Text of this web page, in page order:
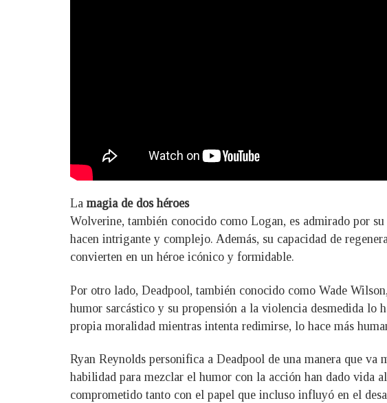
La magia de dos héroes
Wolverine, también conocido como Logan, es admirado por
hacen intrigante y complejo. Además, su capacidad de
convierten en un héroe icónico y formidable.
Por otro lado, Deadpool, también conocido como Wade
humor sarcástico y su propensión a la violencia desmedida lo
propia moralidad mientras intenta redimirse, lo hace más
Ryan Reynolds personifica a Deadpool de una manera que
habilidad para mezclar el humor con la acción han dado vida
comprometido tanto con el papel que incluso influyó en el